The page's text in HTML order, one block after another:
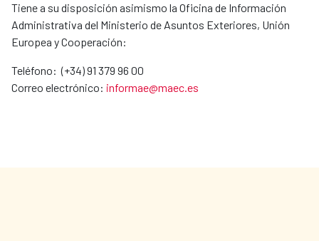
Tiene a su disposición asimismo la Oficina de Información
Administrativa del Ministerio de Asuntos Exteriores, Unión
Europea y Cooperación:
Teléfono: (+34) 91 379 96 00
Correo electrónico: informae@maec.es